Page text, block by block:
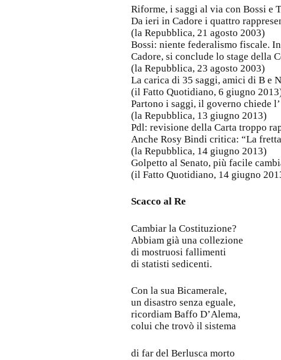
Riforme, i saggi al via con Bossi e
Da ieri in Cadore i quattro
(la Repubblica, 21 agosto 2003)
Bossi: niente federalismo fiscale.
Cadore, si conclude lo stage della
(la Repubblica, 23 agosto 2003)
La carica di 35 saggi, amici di B e
(il Fatto Quotidiano, 6 giugno
Partono i saggi, il governo chiede
(la Repubblica, 13 giugno 2013)
Pdl: revisione della Carta troppo
Anche Rosy Bindi critica: “La
(la Repubblica, 14 giugno 2013)
Golpetto al Senato, più facile
(il Fatto Quotidiano, 14 giugno
Scacco al Re
Cambiar la Costituzione?
Abbiam già una collezione
di mostruosi fallimenti
di statisti sedicenti.
Con la sua Bicamerale,
un disastro senza eguale,
ricordiam Baffo D’Alema,
colui che trovò il sistema
di far del Berlusca morto